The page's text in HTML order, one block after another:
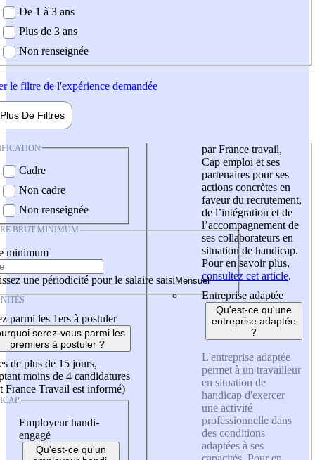
De 1 à 3 ans
Plus de 3 ans
Non renseignée
le filtre de l'expérience demandée
Plus De Filtres
Cadre
Non cadre
Non renseignée
BRUT MINIMUM
minimum
une périodicité pour le salaire saisi
parmi les 1ers à postuler
serez-vous parmi les
premiers à postuler ?
de plus de 15 jours,
moins de 4 candidatures
France Travail est informé)
Employeur handi-
engagé
Qu'est-ce qu'un
par France travail,
Cap emploi et ses
partenaires pour ses
actions concrètes en
faveur du recrutement,
de l’intégration et de
l’accompagnement de
ses collaborateurs en
situation de handicap.
Pour en savoir plus,
consultez cet article.
Entreprise adaptée
Qu'est-ce qu'une
entreprise adaptée
?
L'entreprise adaptée
permet à un travailleur
en situation de
handicap d'exercer
une activité
professionnelle dans
des conditions
adaptées à ses